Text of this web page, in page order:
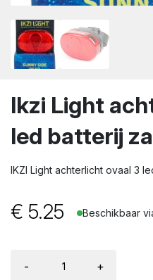
Ikzi Light
led batterij
IKZI Light achterlicht ovaal 3
€ 5.25 Beschikbaar
- +